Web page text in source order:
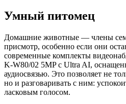
Умный питомец
Домашние животные — члены
присмотр, особенно если они
современные комплекты
K-W80/02 5MP с Ultra AI,
аудиосвязью. Это позволяет не
но и разговаривать с ним:
ласковым голосом.